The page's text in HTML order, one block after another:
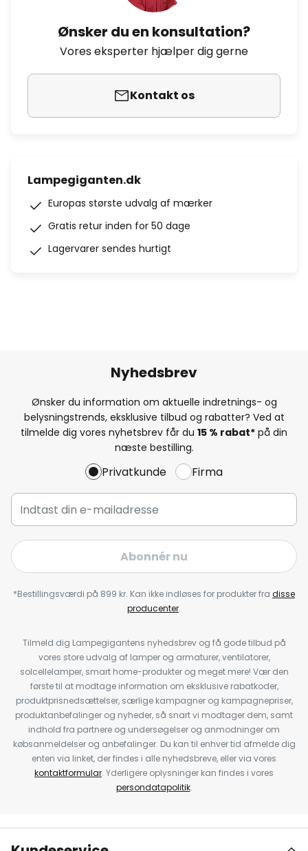
Ønsker du en konsultation?
Vores eksperter hjælper dig gerne
Kontakt os
Lampegiganten.dk
Europas største udvalg af mærker
Gratis retur inden for 50 dage
Lagervarer sendes hurtigt
Nyhedsbrev
Ønsker du information om aktuelle indretnings- og
belysningstrends, eksklusive tilbud og rabatter? Ved at
tilmelde dig vores nyhetsbrev får du 15 % rabat* på din
næste bestilling.
Privatkunde Firma
Abonnér nu
*Bestillingsværdi på 899 kr. Kan ikke indløses for produkter fra disse
producenter.
Tilmeld dig Lampegigantens nyhedsbrev og få gode tilbud på
vores store udvalg af lamper og armaturer, ventilatorer,
solcellelamper, smart home-produkter og meget mere! Vær den
første til at modtage information om eksklusive rabatkoder,
produktprisnedsættelser, særlige kampagner og kampagnepriser,
produktanbefalinger og nyheder, så snart vi modtager dem, samt
indhold fra partnere og undersøgelser og anmodninger om
købsanmeldelser og anbefalinger. Du kan til enhver tid afmelde dig
enten via linket, der findes i alle nyhedsbreve, eller via vores
kontaktformular. Yderligere oplysninger kan findes i vores
persondatapolitik.